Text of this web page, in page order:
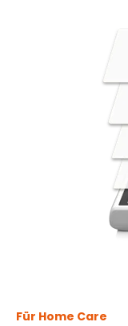
Für Home Care